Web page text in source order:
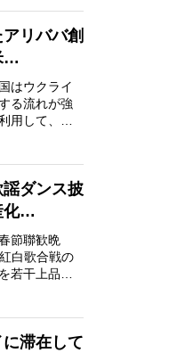
リババ創
…
はウクライ
る流れが強
用して、経
ダンス披
化…
節聯歓晩
白歌合戦の
若干上品に
滞在して